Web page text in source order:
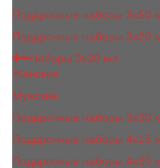
Подарочные наборы 3x50
Подарочные наборы 3x20
Наборы 3х20 мл
Женские
Мужские
Подарочные наборы 3х30
Подарочные наборы 4x15
Подарочные наборы 4x30